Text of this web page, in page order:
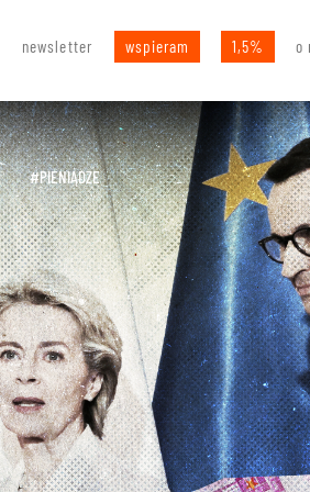
newsletter wspieram 1,5% o
#PIENIĄDZE